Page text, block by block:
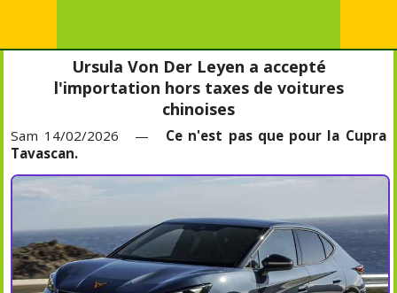
Ursula Von Der Leyen a accepté
l'importation hors taxes de voitures
chinoises
Sam 14/02/2026 — Ce n'est pas que pour la Cupra
Tavascan.